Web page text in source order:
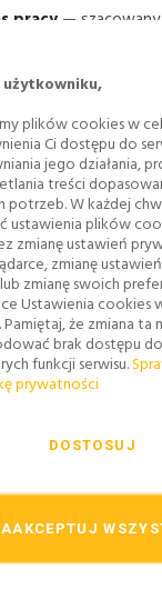
plików cookies w
Ci dostępu do
jego działania,
treści
potrzeb. W każdej
ustawienia plików
zmianę ustawień
zmianę
zmianę swoich
Ustawienia cookies
Pamiętaj, że zmiana ta
brak dostępu do
funkcji serwisu.
prywatności
DOSTOSUJ
pracy — szacowany
Ah, dlatego parametr
180 mm— soczewka
ma konstrukcję
światła
baterii z 3 pasami
pomaga
podczas
pracy
użytkowe w